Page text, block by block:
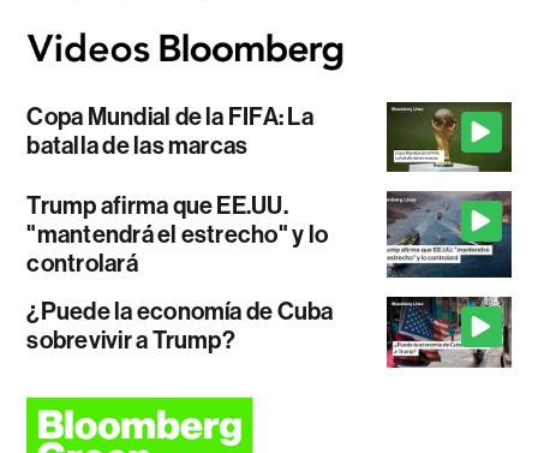
Copa Mundial de la FIFA: La
batalla de las marcas
Trump afirma que EE.UU.
"mantendrá el estrecho" y lo
controlará
¿Puede la economía de Cuba
sobrevivir a Trump?